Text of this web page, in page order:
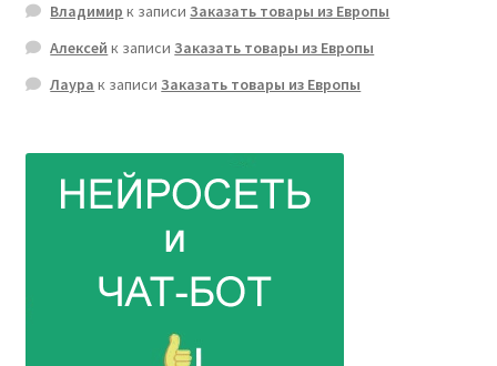
Владимир к записиЗаказать товары из Европы
Алексей к записиЗаказать товары из Европы
Лаура к записиЗаказать товары из Европы